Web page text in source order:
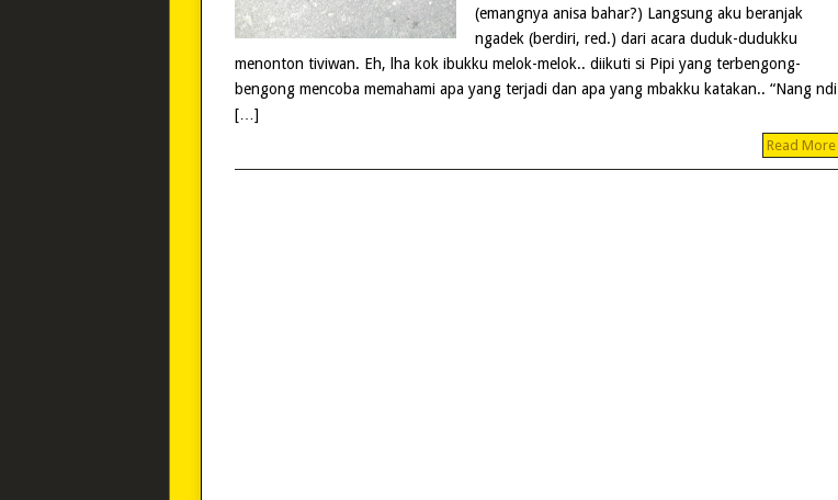
(emangnya anisa bahar?) Langsung aku beranjak
ngadek (berdiri, red.) dari acara duduk-dudukku
menonton tiviwan. Eh, lha kok ibukku melok-melok.. diikuti si Pipi yang terbengong-
bengong mencoba memahami apa yang terjadi dan apa yang mbakku katakan.. “Nang ndi
[…]
Read More